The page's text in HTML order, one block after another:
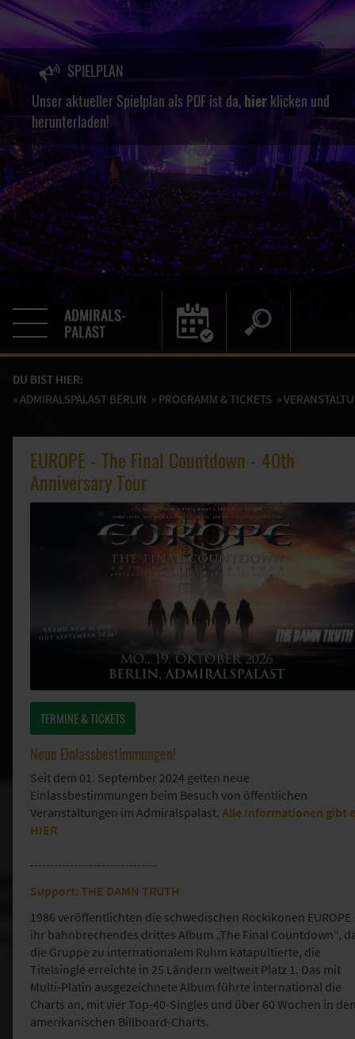
SPIELPLAN
Unser aktueller Spielplan als PDF ist da,hierklicken und
herunterladen!
DU BIST HIER:
»ADMIRALSPALAST BERLIN » PROGRAMM & TICKETS »
EUROPE - The Final Countdown - 40th
Anniversary Tour
TERMINE & TICKETS
Neue Einlassbestimmungen!
Seit dem 01. September 2024 gelten neue
Einlassbestimmungen beim Besuch von öffentlichen
Veranstaltungen im Admiralspalast. Alle Informationen gibt
HIER
--------------------------------
Support: THE DAMN TRUTH
1986 veröffentlichten die schwedischen Rockikonen EUROPE
ihr bahnbrechendes drittes Album „The Final Countdown“,
die Gruppe zu internationalem Ruhm katapultierte, die
Titelsingle erreichte in 25 Ländern weltweit Platz 1. Das mit
Multi-Platin ausgezeichnete Album führte international die
Charts an, mit vier Top-40-Singles und über 60 Wochen in
amerikanischen Billboard-Charts.